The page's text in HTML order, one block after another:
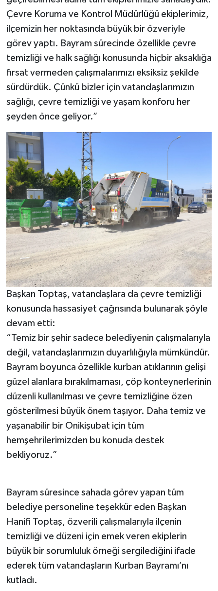
Çevre Koruma ve Kontrol Müdürlüğü ekiplerimiz,
ilçemizin her noktasında büyük bir özveriyle
görev yaptı. Bayram sürecinde özellikle çevre
temizliği ve halk sağlığı konusunda hiçbir aksaklığa
fırsat vermeden çalışmalarımızı eksiksiz şekilde
sürdürdük. Çünkü bizler için vatandaşlarımızın
sağlığı, çevre temizliği ve yaşam konforu her
şeyden önce geliyor.”
Başkan Toptaş, vatandaşlara da çevre temizliği
konusunda hassasiyet çağrısında bulunarak şöyle
devam etti:
“Temiz bir şehir sadece belediyenin çalışmalarıyla
değil, vatandaşlarımızın duyarlılığıyla mümkündür.
Bayram boyunca özellikle kurban atıklarının gelişi
güzel alanlara bırakılmaması, çöp konteynerlerinin
düzenli kullanılması ve çevre temizliğine özen
gösterilmesi büyük önem taşıyor. Daha temiz ve
yaşanabilir bir Onikişubat için tüm
hemşehrilerimizden bu konuda destek
bekliyoruz.”
Bayram süresince sahada görev yapan tüm
belediye personeline teşekkür eden Başkan
Hanifi Toptaş, özverili çalışmalarıyla ilçenin
temizliği ve düzeni için emek veren ekiplerin
büyük bir sorumluluk örneği sergilediğini ifade
ederek tüm vatandaşların Kurban Bayramı’nı
kutladı.